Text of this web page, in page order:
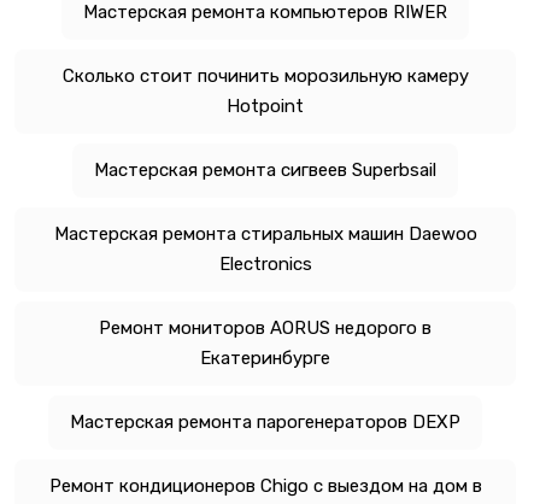
Мастерская ремонта компьютеров RIWER
Сколько стоит починить морозильную камеру
Hotpoint
Мастерская ремонта сигвеев Superbsail
Мастерская ремонта стиральных машин Daewoo
Electronics
Ремонт мониторов AORUS недорого в
Екатеринбурге
Мастерская ремонта парогенераторов DEXP
Ремонт кондиционеров Chigo с выездом на дом в